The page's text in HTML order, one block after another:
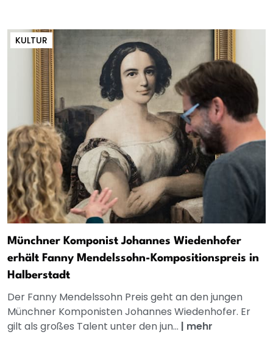
KULTUR
Münchner Komponist Johannes Wiedenhofer
erhält Fanny Mendelssohn-Kompositionspreis in
Halberstadt
Der Fanny Mendelssohn Preis geht an den jungen
Münchner Komponisten Johannes Wiedenhofer. Er
gilt als großes Talent unter den jun... | mehr